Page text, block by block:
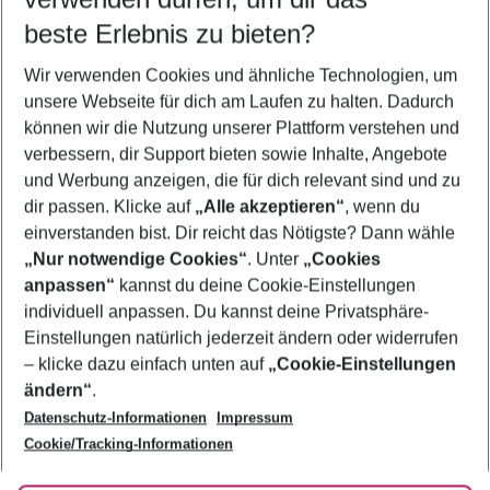
5-8 Nächte
2 Erwachsene Keine Kinder
Mehr Filter anzeigen
Footer
Footer navigation
Über uns
AGB
Bestpreisgarantie
Cookie-Einstellungen ändern
Cookie-Richtlinie
Agenturbetreuung
Barrierefreies Reisen
Folge uns
beste Erlebnis zu bieten?
Wir verwenden Cookies und ähnliche Technologien, um
unsere Webseite für dich am Laufen zu halten. Dadurch
können wir die Nutzung unserer Plattform verstehen und
verbessern, dir Support bieten sowie Inhalte, Angebote
und Werbung anzeigen, die für dich relevant sind und zu
dir passen. Klicke auf „Alle akzeptieren“, wenn du
einverstanden bist. Dir reicht das Nötigste? Dann wähle
„Nur notwendige Cookies“. Unter „Cookies
anpassen“ kannst du deine Cookie-Einstellungen
individuell anpassen. Du kannst deine Privatsphäre-
Einstellungen natürlich jederzeit ändern oder widerrufen
– klicke dazu einfach unten auf „Cookie-Einstellungen
ändern“.
Datenschutz-Informationen
Impressum
Cookie/Tracking-Informationen